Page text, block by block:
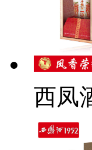
西凤